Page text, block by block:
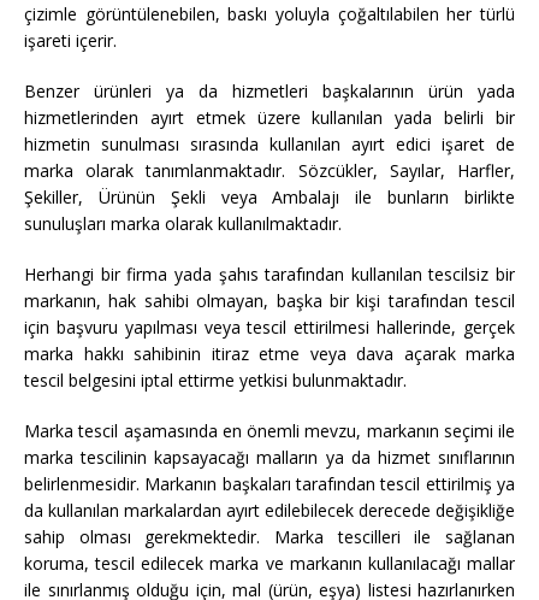
çizimle görüntülenebilen, baskı yoluyla çoğaltılabilen her türlü
işareti içerir.
Benzer ürünleri ya da hizmetleri başkalarının ürün yada
hizmetlerinden ayırt etmek üzere kullanılan yada belirli bir
hizmetin sunulması sırasında kullanılan ayırt edici işaret de
marka olarak tanımlanmaktadır. Sözcükler, Sayılar, Harfler,
Şekiller, Ürünün Şekli veya Ambalajı ile bunların birlikte
sunuluşları marka olarak kullanılmaktadır.
Herhangi bir firma yada şahıs tarafından kullanılan tescilsiz bir
markanın, hak sahibi olmayan, başka bir kişi tarafından tescil
için başvuru yapılması veya tescil ettirilmesi hallerinde, gerçek
marka hakkı sahibinin itiraz etme veya dava açarak marka
tescil belgesini iptal ettirme yetkisi bulunmaktadır.
Marka tescil aşamasında en önemli mevzu, markanın seçimi ile
marka tescilinin kapsayacağı malların ya da hizmet sınıflarının
belirlenmesidir. Markanın başkaları tarafından tescil ettirilmiş ya
da kullanılan markalardan ayırt edilebilecek derecede değişikliğe
sahip olması gerekmektedir. Marka tescilleri ile sağlanan
koruma, tescil edilecek marka ve markanın kullanılacağı mallar
ile sınırlanmış olduğu için, mal (ürün, eşya) listesi hazırlanırken